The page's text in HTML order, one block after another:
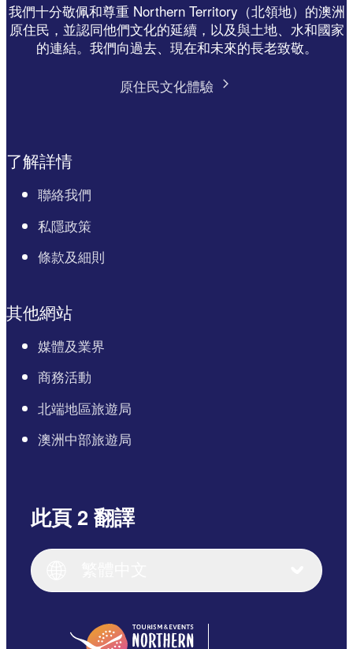
我們十分敬佩和尊重 Northern Territory（北領地）的澳洲
原住民，並認同他們文化的延續，以及與土地、水和國家
的連結。我們向過去、現在和未來的長老致敬。
原住民文化體驗
了解詳情
聯絡我們
私隱政策
條款及細則
其他網站
媒體及業界
商務活動
北端地區旅遊局
澳洲中部旅遊局
此頁 2 翻譯
English
English (US)
English